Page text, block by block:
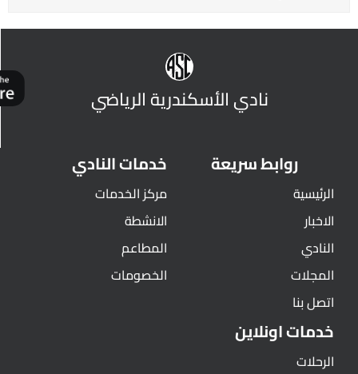
نادي الأسكندرية الرياضي
روابط سريعة
الرئيسية
الاخبار
النادي
المجلات
اتصل بنا
خدمات النادي
مركز الخدمات
الانشطة
المطاعم
الخصومات
خدمات اونلاين
الرحلات